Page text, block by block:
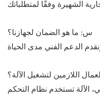
س: ما هو الضمان لجهازنا؟